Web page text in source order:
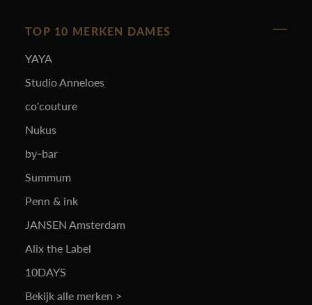
TOP 10 MERKEN DAMES
YAYA
Studio Anneloes
co'couture
Nukus
by-bar
Summum
Penn & ink
JANSEN Amsterdam
Alix the Label
10DAYS
Bekijk alle merken >